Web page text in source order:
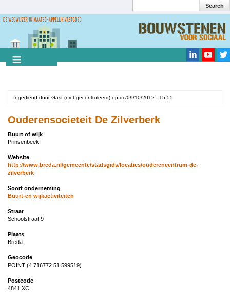
naar
gaan
Search
Ingediend doorGast (niet gecontroleerd) op di /09/10/2012 - 15:55
Ouderensocieteit De Zilverberk
Buurt of wijk
Prinsenbeek
Website
http://www.breda.nl/gemeente/stadsgids/locaties/ouderencentrum-de-
zilverberk
Soort onderneming
Buurt-en wijkactiviteiten
Straat
Schoolstraat 9
Plaats
Breda
Geocode
POINT (4.716772 51.599519)
Postcode
4841 XC